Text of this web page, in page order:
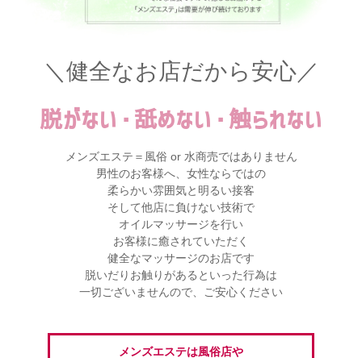
＼健全なお店だから安心／
脱がない・舐めない・触られない
メンズエステ＝風俗 or 水商売ではありません
男性のお客様へ、女性ならではの
柔らかい雰囲気と明るい接客
そして他店に負けない技術で
オイルマッサージを行い
お客様に癒されていただく
健全なマッサージのお店です
脱いだりお触りがあるといった行為は
一切ございませんので、ご安心ください
メンズエステは風俗店や